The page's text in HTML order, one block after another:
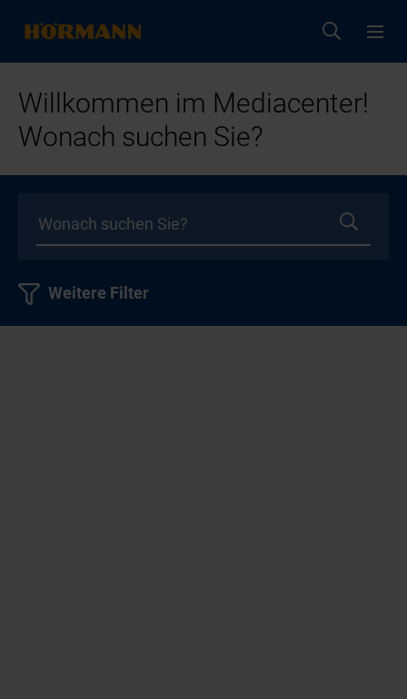
Willkommen im Mediacenter!
Wonach suchen Sie?
Weitere Filter